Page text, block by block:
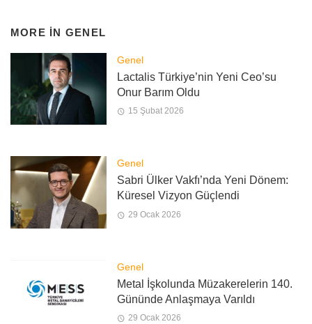
MORE IN GENEL
Genel
Lactalis Türkiye’nin Yeni Ceo’su
Onur Barım Oldu
15 Şubat 2026
Genel
Sabri Ülker Vakfı’nda Yeni Dönem:
Küresel Vizyon Güçlendi
29 Ocak 2026
Genel
Metal İşkolunda Müzakerelerin 140.
Gününde Anlaşmaya Varıldı
29 Ocak 2026